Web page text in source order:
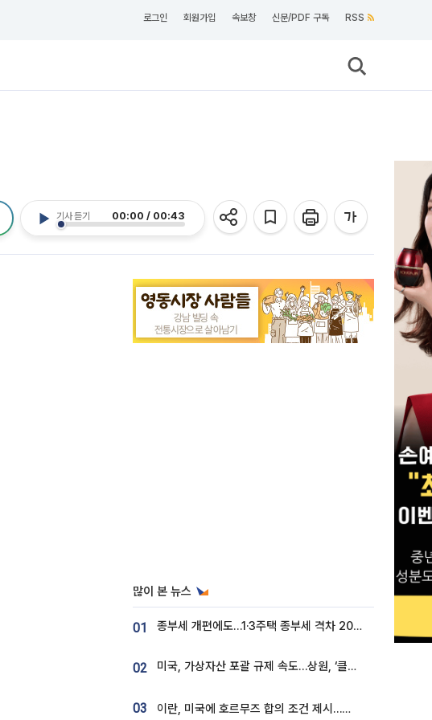
로그인 회원가입 속보창 신문/PDF 구독 RSS
기사 듣기 00:00 / 00:43
많이 본 뉴스
01 종부세 개편에도…1·3주택 종부세 격차 2028년부터 확대
02 미국, 가상자산 포괄 규제 속도…상원, ‘클래리티법’ 9월 절차투표 추진
03 이란, 미국에 호르무즈 합의 조건 제시…美 “경기 아직 안 끝나” [종합]